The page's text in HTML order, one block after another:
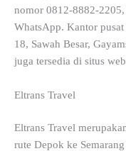
nomor 0812-8882-
WhatsApp. Kantor
18, Sawah Besar,
juga tersedia di situs
Eltrans Travel
Eltrans Travel
rute Depok ke